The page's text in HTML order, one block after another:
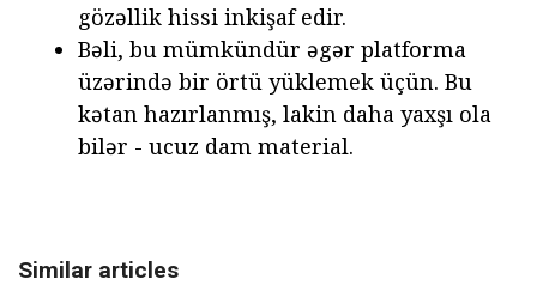
gözəllik hissi inkişaf edir.
Bəli, bu mümkündür əgər platforma
üzərində bir örtü yüklemek üçün. Bu
kətan hazırlanmış, lakin daha yaxşı ola
bilər - ucuz dam material.
Similar articles